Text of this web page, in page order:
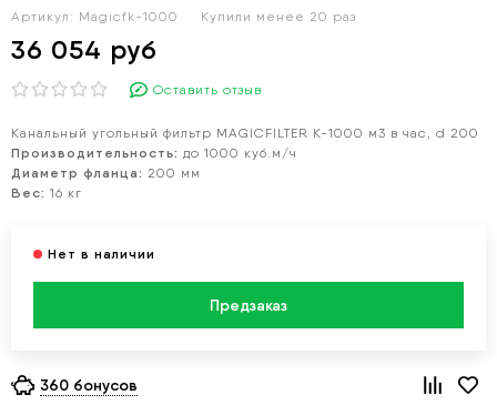
Артикул: Magicfk-1000 Купили менее 20 раз
36 054 руб
Оставить отзыв
Канальный угольный фильтр MAGICFILTER К-1000 м3 в час, d 200
Производительность: до 1000 куб.м/ч
Диаметр фланца: 200 мм
Вес: 16 кг
Предзаказ
360 бонусов